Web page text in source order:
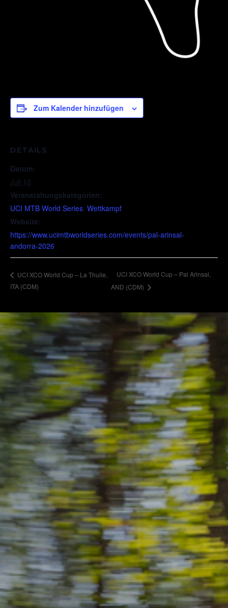
Zum Kalender hinzufügen
DETAILS
Datum:
Juli 10
Veranstaltungskategorien:
UCI MTB World Series, Wettkampf
Website:
https://www.ucimtbworldseries.com/events/pal-arinsal-
andorra-2026
UCI XCO World Cup – La Thuile,
ITA (CDM)
UCI XCO World Cup – Pal Arinsal,
AND (CDM)